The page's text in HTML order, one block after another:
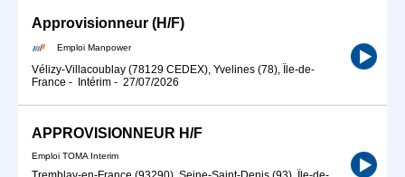
Approvisionneur (H/F)
Emploi Manpower
Vélizy-Villacoublay (78129 CEDEX), Yvelines (78), Île-de-
France - Intérim - 27/07/2026
APPROVISIONNEUR H/F
Emploi TOMA Interim